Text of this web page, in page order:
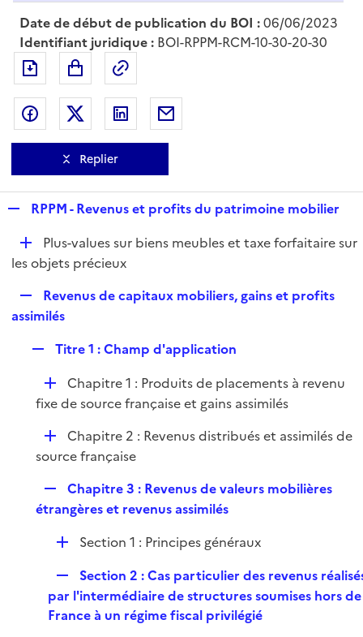
Date de début de publication du BOI :06/06/2023
Identifiant juridique : BOI-RPPM-RCM-10-30-20-30
Exporter le document au format pdf
Partager sur Facebook
Partager sur Twitter
Partager sur LinkedIn
Replier
p
l
r
RPPM - Revenus et profits du patrimoine mobilier
D
é
i
Plus-values sur biens meubles et taxe forfaitaire sur
les objets précieux
e
l
r
Revenus de capitaux mobiliers, gains et profits
assimilés
p
l
i
e
r
Titre 1 : Champ d'application
D
é
i
Chapitre 1 : Produits de placements à revenu
fixe de source française et gains assimilés
D
é
i
e
r
Chapitre 2 : Revenus distribués et assimilés de
source française
e
l
r
Chapitre 3 : Revenus de valeurs mobilières
étrangères et revenus assimilés
D
l
i
Section 1 : Principes généraux
e
p
Section 2 : Cas particulier des revenus
par l'intermédiaire de structures soumises hors de
France à un régime fiscal privilégié